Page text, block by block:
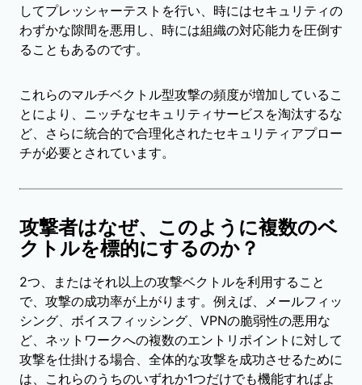
してプレッシャーテストを行い、時にはセキュリティの
わずかな隙間を悪用し、時には組織の対応能力を圧倒す
ることもあるのです。
これらのマルチベクトル型攻撃の頻度が増加しているこ
とにより、ニッチなセキュリティサービスを淘汰するな
ど、さらに統合的で合理化されたセキュリティアプロー
チが必要とされています。
攻撃者はなぜ、このように複数のベ
クトルを標的にするのか？
2つ、またはそれ以上の攻撃ベクトルを利用すること
で、攻撃の成功率が上がります。例えば、メールフィッ
シング、ボイスフィッシング、VPNの脆弱性の悪用な
ど、ネットワークへの複数のエントリポイントに対して
攻撃を仕掛ける場合、全体的な攻撃を成功させるために
は、これらのうちのいずれか1つだけでも機能すればよ